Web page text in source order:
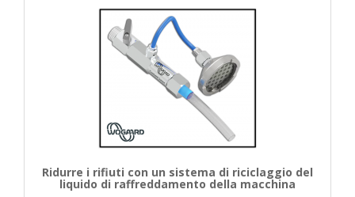
Ridurre i rifiuti con un sistema di riciclaggio del
liquido di raffreddamento della macchina